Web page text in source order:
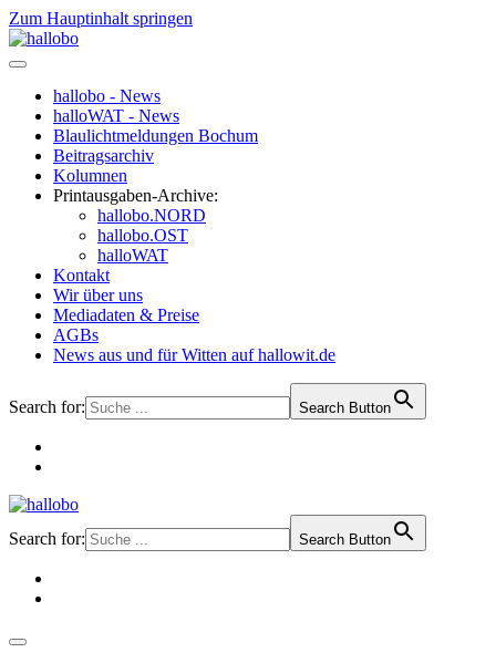
Zum Hauptinhalt springen
hallobo - News
halloWAT - News
Blaulichtmeldungen Bochum
Beitragsarchiv
Kolumnen
Printausgaben-Archive:
hallobo.NORD
hallobo.OST
halloWAT
Kontakt
Wir über uns
Mediadaten & Preise
AGBs
News aus und für Witten auf hallowit.de
Search for: Search Button
Search for: Search Button